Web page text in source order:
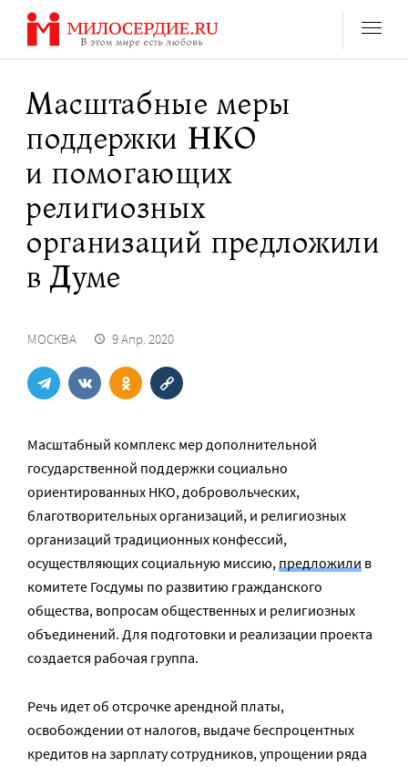
Перейти
содержанию
Масштабные меры
поддержки НКО
и помогающих
религиозных
организаций предложили
в Думе
МОСКВА 9 Апр. 2020
Масштабный комплекс мер дополнительной
государственной поддержки социально
ориентированных НКО, добровольческих,
благотворительных организаций, и религиозных
организаций традиционных конфессий,
осуществляющих социальную миссию,предложили в
комитете Госдумы по развитию гражданского
общества, вопросам общественных и религиозных
объединений. Для подготовки и реализации проекта
создается рабочая группа.
Речь идет об отсрочке арендной платы,
освобождении от налогов, выдаче беспроцентных
кредитов на зарплату сотрудников, упрощении ряда